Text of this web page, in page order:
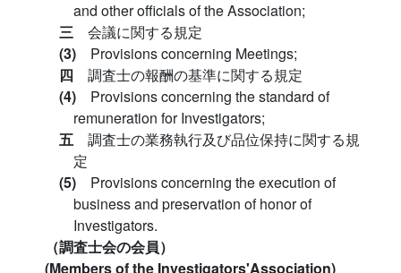
and other officials of the Association;
三 会議に関する規定
(3) Provisions concerning Meetings;
四 調査士の報酬の基準に関する規定
(4) Provisions concerning the standard of
remuneration for Investigators;
五 調査士の業務執行及び品位保持に関する規
定
(5) Provisions concerning the execution of
business and preservation of honor of
Investigators.
（調査士会の会員）
(Members of the Investigators'Association)